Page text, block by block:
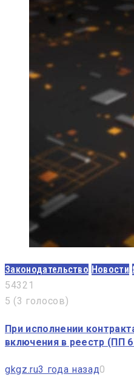
Законодательство Новости
543 2 1
5 (3 голосов)
При исполнении
включения в реестр (ПП
gkgz.ru3 года назад0